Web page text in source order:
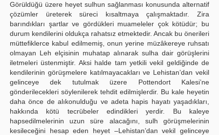
Görüldüğü üzere heyet sulhun sağlanması konusunda alternatif
çözümler üreterek süreci kısaltmaya çalışmaktadır. Zira
barındıkları şartlar ve gördükleri muameleler çok kötüdür; bu
durum kendilerini oldukça rahatsız etmektedir. Ancak bu önerileri
müttefiklerce kabul edilmemiş, onun yerine müzâkereye ruhsatı
olmayan Leh elçisinin muhatap alınarak sulha dair görüşlerini
iletmeleri üstenmiştir. Aksi halde tam yetkili vekil geldiğinde de
kendilerinin görüşmelere katılmayacakları ve Lehistan’dan vekil
gelinceye dek tutulmak üzere Pottendort Kalesi’ne
gönderilecekleri söylenilerek tehdit edilmişlerdir. Bu kale heyetin
daha önce de alıkonulduğu ve adeta hapis hayatı yaşadıkları,
hakkında kötü tecrübeler edindikleri yerdir. Bu kaleye
hapsedilmelerinin uzun süre alacağını, sulh görüşmelerinin
kesileceğini hesap eden heyet –Lehistan’dan vekil gelinceye